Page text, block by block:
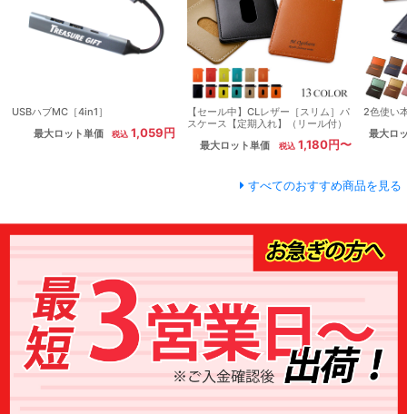
USBハブMC［4in1］
最大ロット単価
1,059円
【セール中】CLレザー［スリム］パ
スケース【定期入れ】（リール付）
最大ロット単価
1,180円〜
2色使い
最大ロ
すべてのおすすめ商品を見る